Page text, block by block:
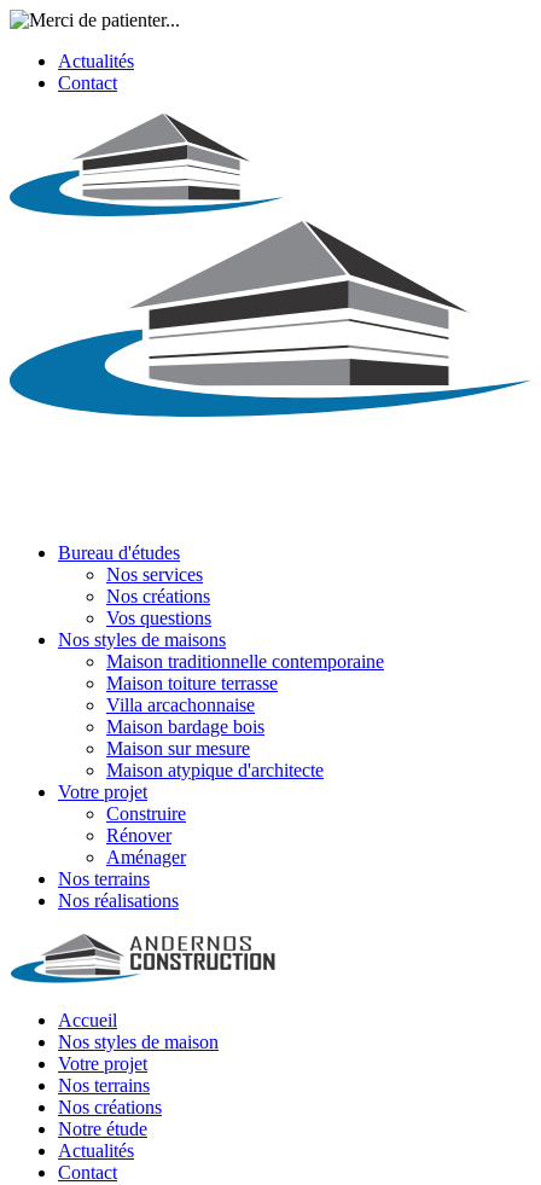
Actualités
Contact
Bureau d'études
Nos services
Nos créations
Vos questions
Nos styles de maisons
Maison traditionnelle contemporaine
Maison toiture terrasse
Villa arcachonnaise
Maison bardage bois
Maison sur mesure
Maison atypique d'architecte
Votre projet
Construire
Rénover
Aménager
Nos terrains
Nos réalisations
Accueil
Nos styles de maison
Votre projet
Nos terrains
Nos créations
Notre étude
Actualités
Contact